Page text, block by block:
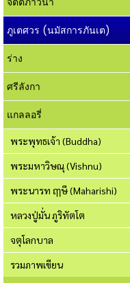
ภูเตศวร (นมัสการภันเต)
ร่าง
ศรีลังกา
แกลลอรี่
พระพุทธเจ้า (Buddha)
พระมหาวิษณุ (Vishnu)
พระนารท ฤๅษี (Maharishi)
หลวงปู่มั่น ภูริทัตโต
จตุโลกบาล
รวมภาพเขียน